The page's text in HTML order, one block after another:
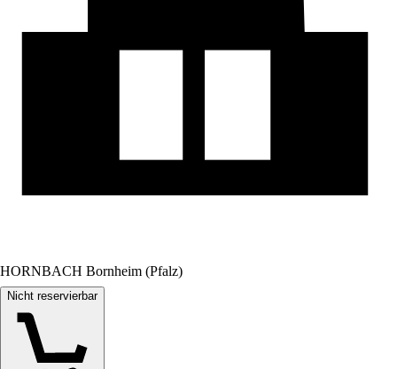
HORNBACH Bornheim (Pfalz)
Nicht reservierbar